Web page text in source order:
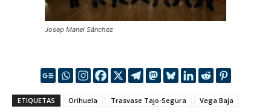
Josep Manel Sánchez
ETIQUETAS Orihuela Trasvase Tajo-Segura Vega Baja